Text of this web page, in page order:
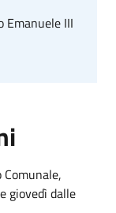
Emanuele III
giovedì dalle